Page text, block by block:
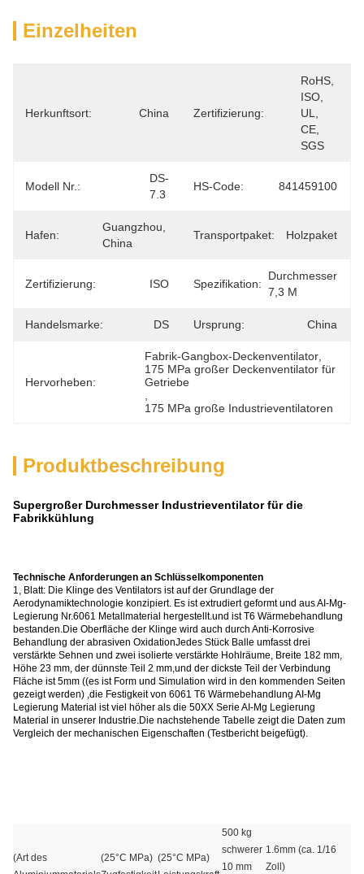
Einzelheiten
Herkunftsort: China Zertifizierung:
RoHS,
ISO,
UL,
CE,
SGS
Modell Nr.:
DS-
7.3
HS-Code: 841459100
Hafen:
Guangzhou,
China
Transportpaket: Holzpaket
Zertifizierung: ISO Spezifikation:
Durchmesser
7,3 M
Handelsmarke: DS Ursprung: China
Hervorheben:
Fabrik-Gangbox-Deckenventilator
175 MPa großer Deckenventilator für
Getriebe
175 MPa große Industrieventilatoren
Produktbeschreibung
Supergroßer Durchmesser Industrieventilator für die
Fabrikkühlung
Technische Anforderungen an Schlüsselkomponenten
1, Blatt: Die Klinge des Ventilators ist auf der Grundlage der
Aerodynamiktechnologie konzipiert. Es ist extrudiert geformt und aus AI-Mg-
Legierung Nr.6061 Metallmaterial hergestellt.und ist T6 Wärmebehandlung
bestanden.Die Oberfläche der Klinge wird auch durch Anti-Korrosive
Behandlung der abrasiven OxidationJedes Stück Balle umfasst drei
verstärkte Sehnen und zwei isolierte verstärkte Hohlräume, Breite 182 mm,
Höhe 23 mm, der dünnste Teil 2 mm,und der dickste Teil der Verbindung
Fläche ist 5mm ((es ist Form und Simulation wird in den kommenden Seiten
gezeigt werden) ,die Festigkeit von 6061 T6 Wärmebehandlung AI-Mg
Legierung Material ist viel höher als die 50XX Serie AI-Mg Legierung
Material in unserer Industrie.Die nachstehende Tabelle zeigt die Daten zum
Vergleich der mechanischen Eigenschaften (Testbericht beigefügt).
(Art des
(25°C MPa) (25°C MPa)
500 kg
schwerer
10 mm
1.6mm (ca. 1/16
Zoll)